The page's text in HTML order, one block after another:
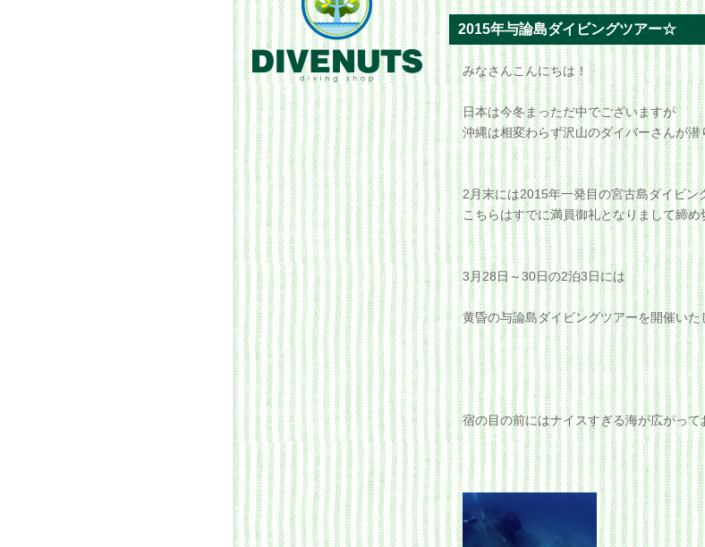
2015年与論島ダイビングツアー☆
みなさんこんにちは！
日本は今冬まっただ中でございますが
沖縄は相変わらず沢山のダイバーさんが
2月末には2015年一発目の宮古島ダイビン
こちらはすでに満員御礼となりまして締
3月28日～30日の2泊3日には
黄昏の与論島ダイビングツアーを開催い
宿の目の前にはナイスすぎる海が広がって